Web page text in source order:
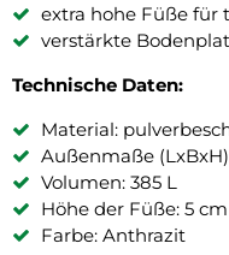
extra hohe Füße für
verstärkte
Technische Daten:
Material:
Außenmaße
Volumen: 385 L
Höhe der Füße: 5 cm
Farbe: Anthrazit